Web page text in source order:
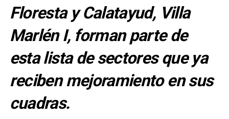
Floresta y Calatayud, Villa
Marlén I, forman parte de
esta lista de sectores que ya
reciben mejoramiento en sus
cuadras.